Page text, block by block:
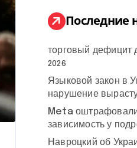
:
Последние
торговый дефицит
2026
Языковой закон в
нарушение
Meta
зависимость у
Навроцкий об